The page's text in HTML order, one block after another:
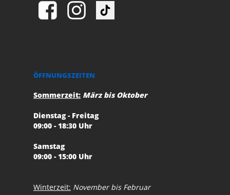
ÖFFNUNGSZEITEN
Sommerzeit: März bis Oktober
Dienstag - Freitag
09:00 - 18:30 Uhr
Samstag
09:00 - 15:00 Uhr
Winterzeit: November bis Februar